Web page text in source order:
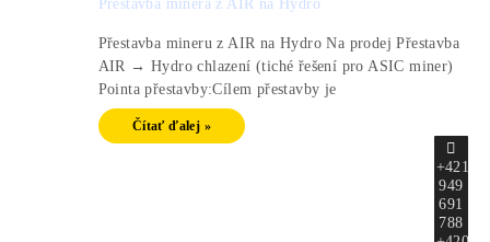
Tag: hydro chlazení
Přestavba minera z AIR na Hydro
Přestavba mineru z AIR na Hydro Na prodej
AIR → Hydro chlazení (tiché řešení pro ASIC
[variable_1]